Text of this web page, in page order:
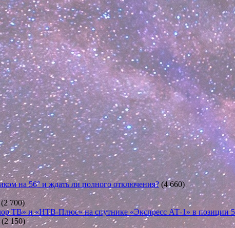
на 56° и ждать ли полного отключения? (4 660)
(2 700)
ТВ» и «НТВ-Плюс» на спутнике «Экспресс АТ-1» в позиции
(2 150)